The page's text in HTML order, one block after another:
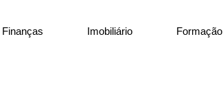
Finanças Imobiliário Formação